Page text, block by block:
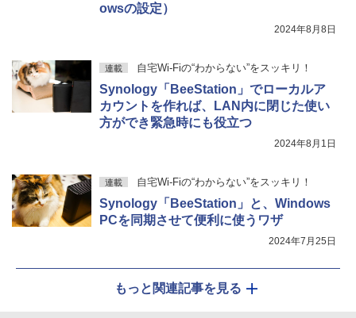
owsの設定）
2024年8月8日
連載 自宅Wi-Fiの“わからない”をスッキリ！
Synology「BeeStation」でローカルア
カウントを作れば、LAN内に閉じた使い
方ができ緊急時にも役立つ
2024年8月1日
連載 自宅Wi-Fiの“わからない”をスッキリ！
Synology「BeeStation」と、Windows
PCを同期させて便利に使うワザ
2024年7月25日
もっと関連記事を見る